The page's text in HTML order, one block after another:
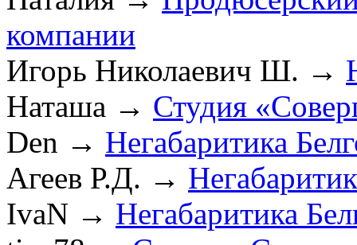
компании
Игорь Николаевич Ш. →
Наташа → Студия
Den → Негабаритика
Агеев Р.Д. →
IvaN → Негабаритика